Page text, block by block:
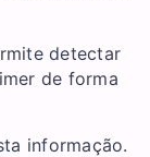
detectar
de forma
informação.